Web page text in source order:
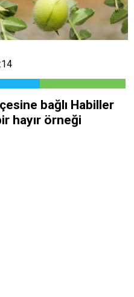
bağlı Habiller
hayır örneği